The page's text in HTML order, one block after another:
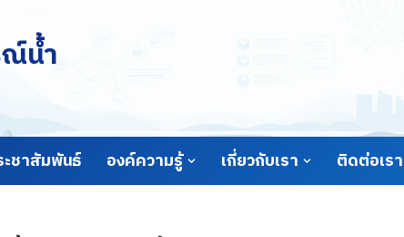
ณ์น้ำ
ะชาสัมพันธ์ องค์ความรู้ เกี่ยวกับเรา ติดต่อเรา